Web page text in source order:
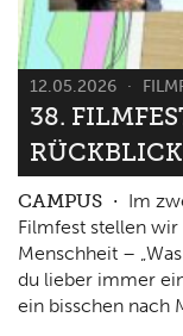
12.05.2026
38.
CAMPUS
Im
Filmfest stellen
Menschheit –
du lieber immer
ein bisschen nach